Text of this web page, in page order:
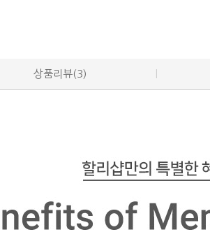
상품리뷰(3)